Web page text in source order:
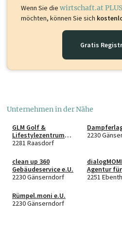
Wenn Sie die wirtschaft.at
möchten, können Sie sich
Gratis
Unternehmen in der Nähe
GLM Golf &
Lifestylezentrum
Betrieb GmbH & Co
2281 Raasdorf
2230
clean up 360
Gebäudeservice e.U.
2230 Gänserndorf
Agentur für
Marketing &
2251
Rümpel.moni e.U.
2230 Gänserndorf